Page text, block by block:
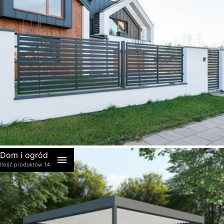
akcesoria
Dom i ogród
Ilość produktów 14